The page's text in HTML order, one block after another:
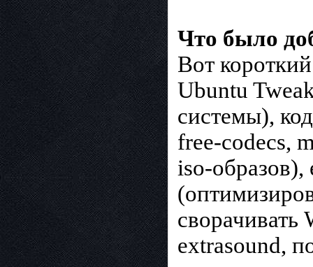
Что было
Вот
Ubuntu
системы),
free-codecs,
iso-образов),
extrasound,